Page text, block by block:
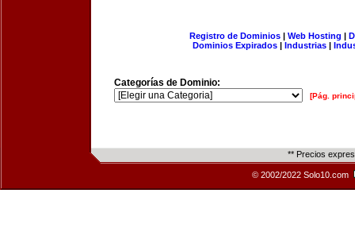
Registro de Dominios| Web Hosting |
Dominios Expirados | Industrias |
Categorías de Dominio:
[Pág.
** Precios
© 2002/2022 Solo10.com